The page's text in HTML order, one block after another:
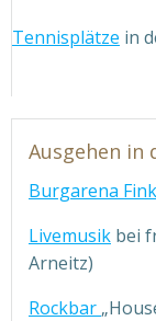
Tennisplätze in
Ausgehen in
Burgarena
Livemusik bei
Arneitz)
Rockbar